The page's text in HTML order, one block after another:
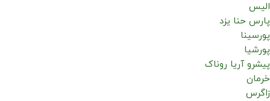
الیس
پارس حنا یزد
پورسینا
پورشیا
پیشرو آریا روناک
خرمان
زاگرس